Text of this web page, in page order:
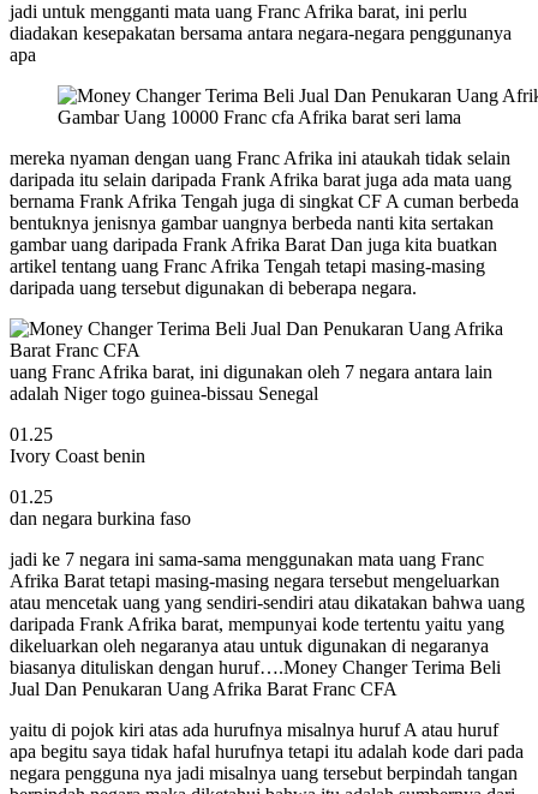
jadi untuk mengganti mata uang Franc Afrika barat, ini perlu
diadakan kesepakatan bersama antara negara-negara penggunanya
apa
Gambar Uang 10000 Franc cfa Afrika barat seri lama
mereka nyaman dengan uang Franc Afrika ini ataukah tidak selain
daripada itu selain daripada Frank Afrika barat juga ada mata uang
bernama Frank Afrika Tengah juga di singkat CF A cuman berbeda
bentuknya jenisnya gambar uangnya berbeda nanti kita sertakan
gambar uang daripada Frank Afrika Barat Dan juga kita buatkan
artikel tentang uang Franc Afrika Tengah tetapi masing-masing
daripada uang tersebut digunakan di beberapa negara.
uang Franc Afrika barat, ini digunakan oleh 7 negara antara lain
adalah Niger togo guinea-bissau Senegal
01.25
Ivory Coast benin
01.25
dan negara burkina faso
jadi ke 7 negara ini sama-sama menggunakan mata uang Franc
Afrika Barat tetapi masing-masing negara tersebut mengeluarkan
atau mencetak uang yang sendiri-sendiri atau dikatakan bahwa uang
daripada Frank Afrika barat, mempunyai kode tertentu yaitu yang
dikeluarkan oleh negaranya atau untuk digunakan di negaranya
biasanya dituliskan dengan huruf….Money Changer Terima Beli
Jual Dan Penukaran Uang Afrika Barat Franc CFA
yaitu di pojok kiri atas ada hurufnya misalnya huruf A atau huruf
apa begitu saya tidak hafal hurufnya tetapi itu adalah kode dari pada
negara pengguna nya jadi misalnya uang tersebut berpindah tangan